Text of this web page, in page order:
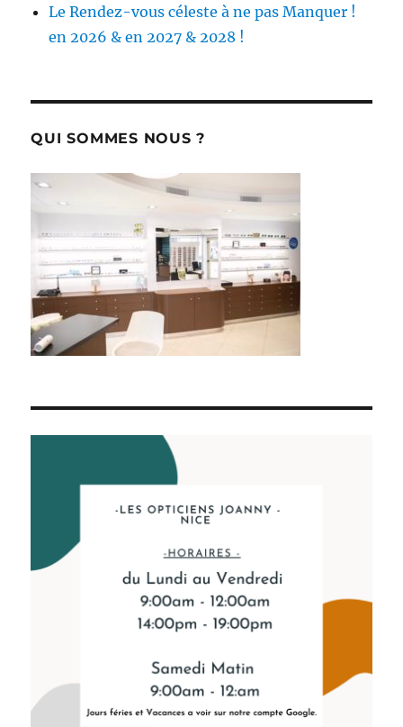
Le Rendez-vous céleste à ne pas Manquer !
en 2026 & en 2027 & 2028 !
QUI SOMMES NOUS ?